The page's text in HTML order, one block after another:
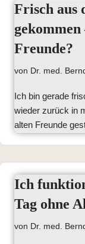
Frisch aus
Freunde?
von Dr. med.
Ich bin gerade
wieder zurück in
alten Freunde
Ich
Tag ohne
von Dr. med.